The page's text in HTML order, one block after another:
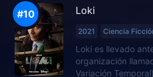
Loki
2021 Ciencia
Loki es llevado
organización
Variación